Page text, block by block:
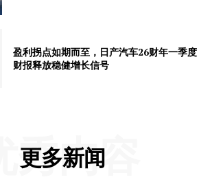
盈利拐点如期而至，日产汽车26财年一季度
财报释放稳健增长信号
更多新闻
优秀内容